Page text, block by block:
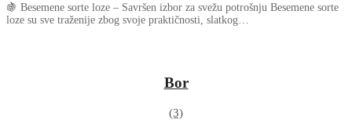
🍇 Besemene sorte loze – Savršen izbor za svežu potrošnju Besemene sorte
loze su sve traženije zbog svoje praktičnosti, slatkog…
Bor
(3)